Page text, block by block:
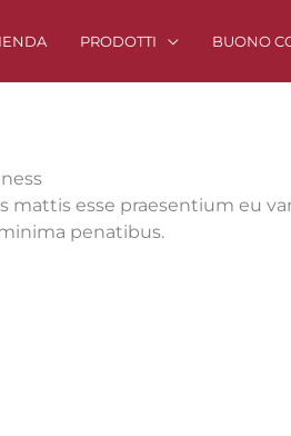
PRODOTTI BUONO
mattis esse praesentium eu
penatibus.